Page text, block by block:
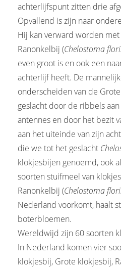
achterlijfspunt zitten drie
Opvallend is zijn naar
Hij kan verward worden
Ranonkelbij (Chelostoma
even groot is en ook een
achterlijf heeft. De
onderscheiden van de
geslacht door de ribbels
antennes en door het bezit
aan het uiteinde van zijn
die we tot het geslacht
klokjesbijen genoemd, ook
soorten stuifmeel van
Ranonkelbij (Chelostoma
Nederland voorkomt, haalt
boterbloemen.
Wereldwijd zijn 60 soorten
In Nederland komen vier
klokjesbij, Grote klokjesbij,